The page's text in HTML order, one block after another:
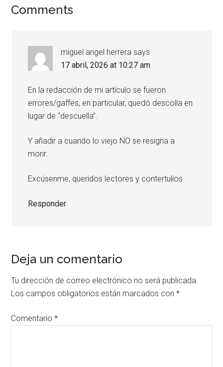
Comments
miguel angel herrera says
17 abril, 2026 at 10:27 am
En la redacción de mi artículo se fueron
errores/gaffes, en particular, quedó descolla en
lugar de “descuella”.
Y añadir a cuando lo viejo NO se resigna a
morir.
Excúsenme, queridos lectores y contertulios
Responder
Deja un comentario
Tu dirección de correo electrónico no será publicada.
Los campos obligatorios están marcados con*
Comentario*